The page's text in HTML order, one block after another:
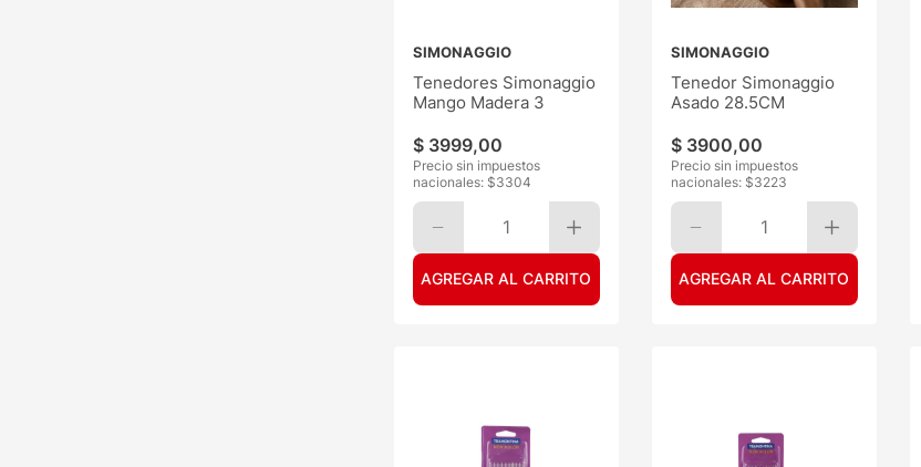
SIMONAGGIO
Tenedores Simonaggio
Mango Madera 3
$ 3999,00
Precio sin impuestos
nacionales: $3304
1
AGREGAR AL CARRITO
SIMONAGGIO
Tenedor Simonaggio
Asado 28.5CM
$ 3900,00
Precio sin impuestos
nacionales: $3223
1
AGREGAR AL CARRITO